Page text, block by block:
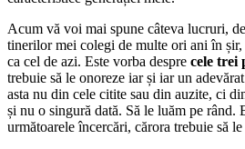
Acum vă voi mai spune câteva lucruri,
tinerilor mei colegi de multe ori ani în
ca cel de azi. Este vorba despre cele trei
trebuie să le onoreze iar și iar un
asta nu din cele citite sau din auzite, ci
și nu o singură dată. Să le luăm pe rând.
următoarele încercări, cărora trebuie să